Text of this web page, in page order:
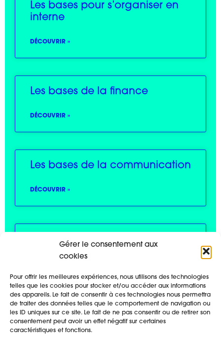
Gérer le consentement aux
cookies
Pour offrir les meilleures expériences, nous utilisons des technologies
telles que les cookies pour stocker et/ou accéder aux informations
des appareils. Le fait de consentir à ces technologies nous permettra
de traiter des données telles que le comportement de navigation ou
les ID uniques sur ce site. Le fait de ne pas consentir ou de retirer son
consentement peut avoir un effet négatif sur certaines
caractéristiques et fonctions.
Les bases pour s’organiser en
interne
DÉCOUVRIR »
Les bases de la finance
DÉCOUVRIR »
Les bases de la communication
DÉCOUVRIR »
Les bases de l’administratif
Thème S'organiser pour la fête